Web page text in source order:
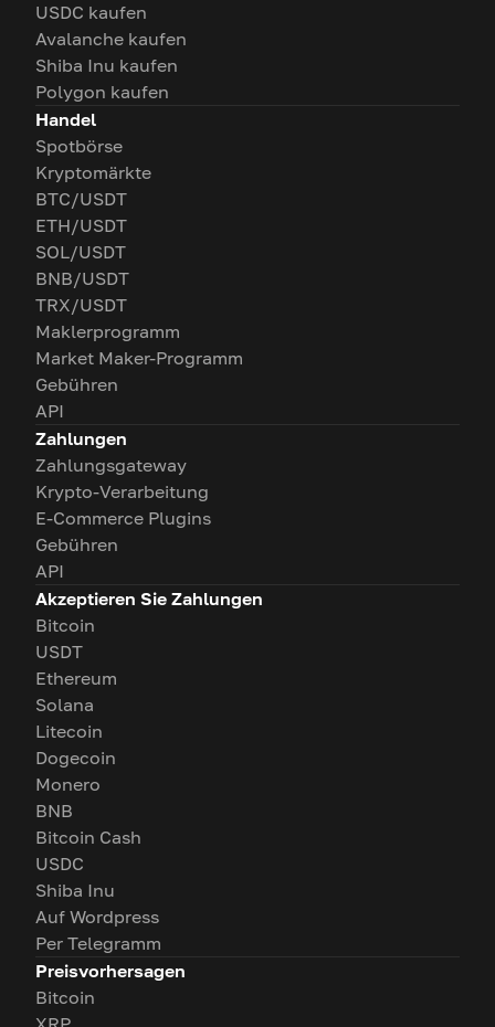
USDC kaufen
Avalanche kaufen
Shiba Inu kaufen
Polygon kaufen
Handel
Spotbörse
Kryptomärkte
BTC/USDT
ETH/USDT
SOL/USDT
BNB/USDT
TRX/USDT
Maklerprogramm
Market Maker-Programm
Gebühren
API
Zahlungen
Zahlungsgateway
Krypto-Verarbeitung
E-Commerce Plugins
Gebühren
API
Akzeptieren Sie Zahlungen
Bitcoin
USDT
Ethereum
Solana
Litecoin
Dogecoin
Monero
BNB
Bitcoin Cash
USDC
Shiba Inu
Auf Wordpress
Per Telegramm
Preisvorhersagen
Bitcoin